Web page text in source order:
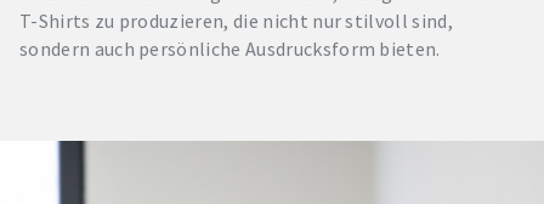
T-Shirts zu produzieren, die nicht nur stilvoll sind,
sondern auch persönliche Ausdrucksform bieten.